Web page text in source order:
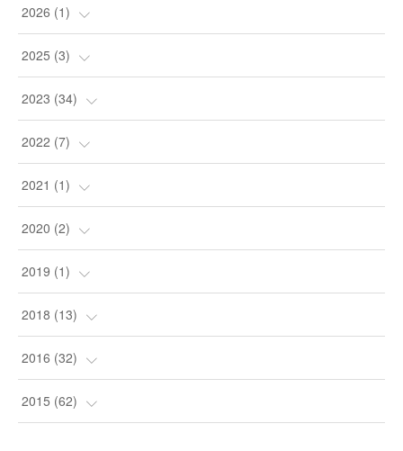
2026 (1)
(1
2025 (3)
(3)
2023 (34)
(9
(24)
(1
2022 (7)
(1
(4
(1
(1)
2021 (1)
(1
2020 (2)
(2
2019 (1)
(1)
2018 (13)
(5)
(8)
2016 (32)
(3)
2015 (62)